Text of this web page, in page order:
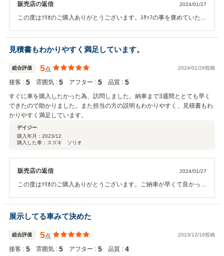
販売店の返信 2024/01/27
この度はｿﾘｵのご購入ありがとうございます。ｽﾀｯﾌの事を褒めていただ
お客様をお迎えし、常にｱｯﾄﾎｰﾑに笑いあえる雰囲気作りを心掛けてお
ります。 ｽﾀｯﾌ一同でｻﾎﾟｰﾄさせていただきますので、これからもどう
ぞよろしくお願いいたします
見積書もわかりやすく満足しています。
総合評価 5点 2024/01/26投稿
接客 : 5 雰囲気 : 5 アフター : 5 品質 : 5
すぐに車を購入したかった為、訪問しました。納車まで3週間ととても早く
できたので助かりました。また担当の方の説明もわかりやすく、見積書もわ
かりやすく満足しています。
デイジー
購入年月： 2023/12
購入した車：スズキ ソリオ
販売店の返信 2024/01/27
この度はｿﾘｵのご購入ありがとうございます。ご納車が早くて良かった
ね。嬉しいお言葉 ありがとうございます。これからもどうぞよろしく
お願いいたします。
展示してる車みて決めた
総合評価 5点 2023/12/16投稿
接客 : 5 雰囲気 : 5 アフター : 5 品質 : 4